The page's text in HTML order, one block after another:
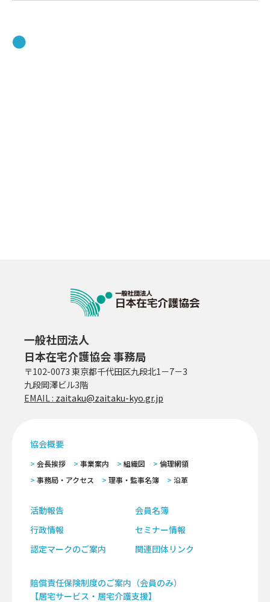
一般社団法人
日本在宅介護協会 事務局
〒102-0073 東京都千代田区九段北1－7－3
九段岡澤ビル3階
EMAIL : zaitaku@zaitaku-kyo.gr.jp
協会概要
会長挨拶 事業案内 組織図
倫理網領
事務局・アクセス
理事・監事名簿 沿革
活動報告
会員名簿
行政情報
セミナー情報
認定マークのご案内
関連団体リンク
賠償責任保険制度のご案内（会員のみ）
【居宅サービス・居宅介護支援】